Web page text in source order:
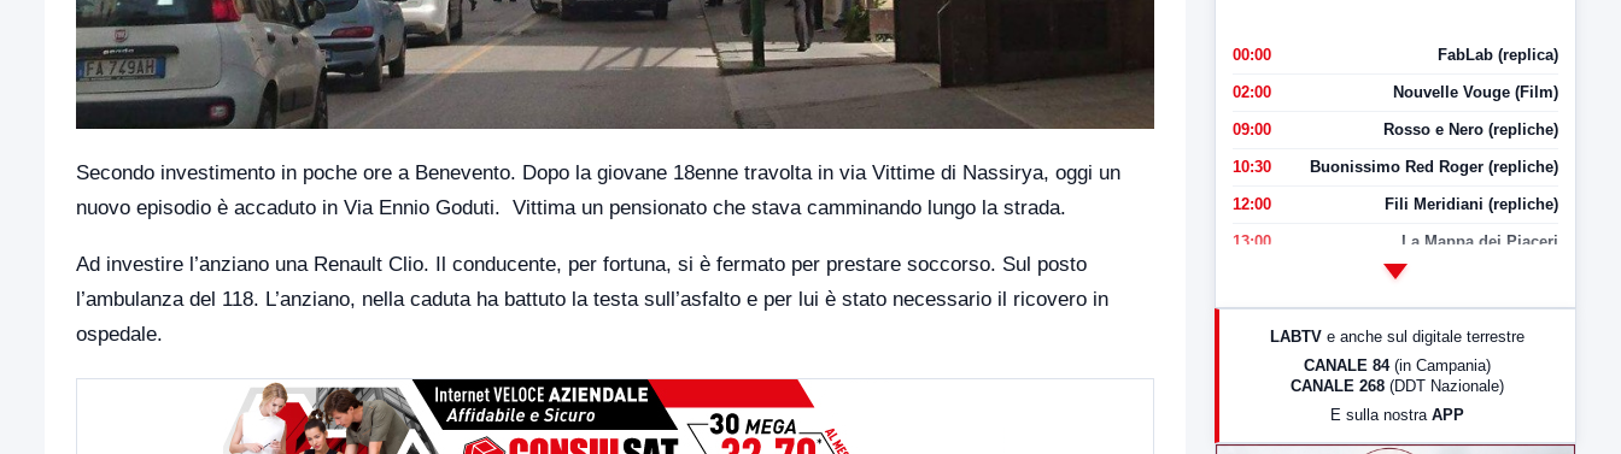
Secondo investimento in poche ore a Benevento. Dopo la giovane 18enne travolta in via Vittime di Nassirya, oggi un
nuovo episodio è accaduto in Via Ennio Goduti. Vittima un pensionato che stava camminando lungo la strada.
Ad investire l’anziano una Renault Clio. Il conducente, per fortuna, si è fermato per prestare soccorso. Sul posto
l’ambulanza del 118. L’anziano, nella caduta ha battuto la testa sull’asfalto e per lui è stato necessario il ricovero in
ospedale.
00:00 FabLab (replica)
02:00 Nouvelle Vouge (Film)
09:00 Rosso e Nero (repliche)
10:30 Buonissimo Red Roger (repliche)
12:00 Fili Meridiani (repliche)
13:00 La Mappa dei Piaceri
LabNews (Diretta)
LABTV e anche sul digitale terrestre
CANALE 84 (in Campania)
CANALE 268 (DDT Nazionale)
E sulla nostra APP